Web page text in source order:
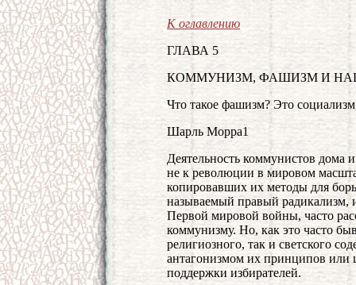
К оглавлению
ГЛАВА 5
КОММУНИЗМ, ФАШИЗМ И
Что такое фашизм? Это
Шарль Морра1
Деятельность коммунистов дома
не к революции в мировом
копировавших их методы для
называемый правый
Первой мировой войны, часто
коммунизму. Но, как это часто
религиозного, так и светского
антагонизмом их принципов или
поддержки избирателей.